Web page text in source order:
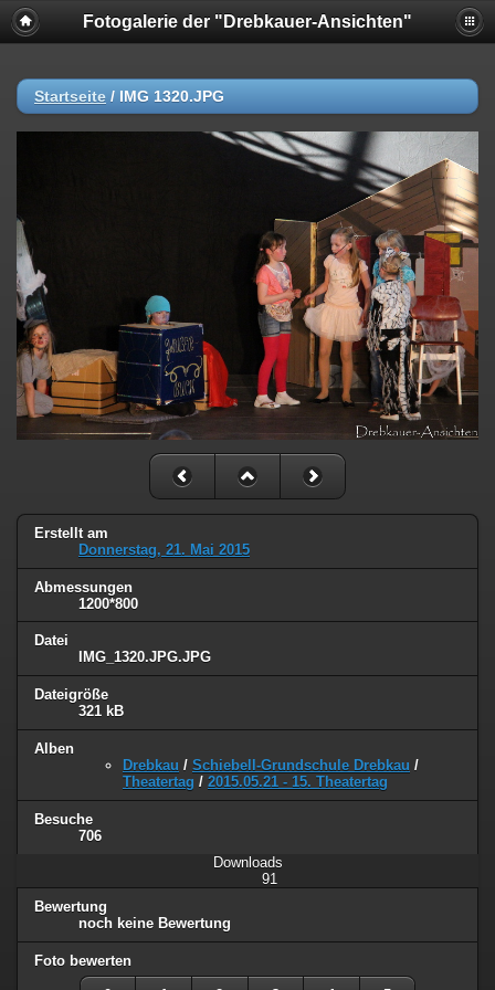
Fotogalerie der "Drebkauer-Ansichten"
Startseite / IMG 1320.JPG
Erstellt am
Donnerstag, 21. Mai 2015
Abmessungen
1200*800
Datei
IMG_1320.JPG.JPG
Dateigröße
321 kB
Alben
Drebkau / Schiebell-Grundschule Drebkau /
Theatertag / 2015.05.21 - 15. Theatertag
Besuche
706
Downloads
91
Bewertung
noch keine Bewertung
Foto bewerten